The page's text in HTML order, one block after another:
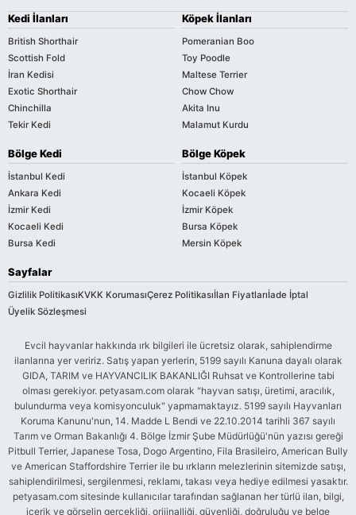
Kedi İlanları
British Shorthair
Scottish Fold
İran Kedisi
Exotic Shorthair
Chinchilla
Tekir Kedi
Köpek İlanları
Pomeranian Boo
Toy Poodle
Maltese Terrier
Chow Chow
Akita Inu
Malamut Kurdu
Bölge Kedi
İstanbul Kedi
Ankara Kedi
İzmir Kedi
Kocaeli Kedi
Bursa Kedi
Bölge Köpek
İstanbul Köpek
Kocaeli Köpek
İzmir Köpek
Bursa Köpek
Mersin Köpek
Sayfalar
Gizlilik PolitikasıKVKK KorumasıÇerez Politikasıİlan Fiyatlarıİade İptal
Üyelik Sözleşmesi
Evcil hayvanlar hakkında ırk bilgileri ile ücretsiz olarak, sahiplendirme
ilanlarına yer veririz. Satış yapan yerlerin, 5199 sayılı Kanuna dayalı olarak
GIDA, TARIM ve HAYVANCILIK BAKANLIĞI Ruhsat ve Kontrollerine tabi
olması gerekiyor. petyasam.com olarak "hayvan satışı, üretimi, aracılık,
bulundurma veya komisyonculuk" yapmamaktayız. 5199 sayılı Hayvanları
Koruma Kanunu'nun, 14. Madde L Bendi ve 22.10.2014 tarihli 367 sayılı
Tarım ve Orman Bakanlığı 4. Bölge İzmir Şube Müdürlüğü'nün yazısı gereği
Pitbull Terrier, Japanese Tosa, Dogo Argentino, Fila Brasileiro, American Bully
ve American Staffordshire Terrier ile bu ırkların melezlerinin sitemizde satışı,
sahiplendirilmesi, sergilenmesi, reklamı, takası veya hediye edilmesi yasaktır.
petyasam.com sitesinde kullanıcılar tarafından sağlanan her türlü ilan, bilgi,
içerik ve görselin gerçekliği, orijinalliği, güvenliği, doğruluğu ve belge